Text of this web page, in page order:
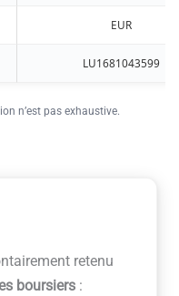
EUR
LU1681043599
n’est pas exhaustive.
retenu
boursiers: